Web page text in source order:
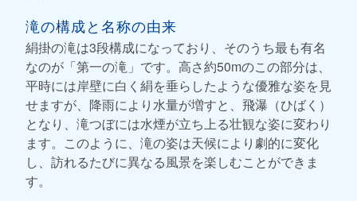
滝の構成と名称の由来
絹掛の滝は3段構成になっており、そのうち最も有名
なのが「第一の滝」です。高さ約50mのこの部分は、
平時には岸壁に白く絹を垂らしたような優雅な姿を見
せますが、降雨により水量が増すと、飛瀑（ひばく）
となり、滝つぼには水煙が立ち上る壮観な姿に変わり
ます。このように、滝の姿は天候により劇的に変化
し、訪れるたびに異なる風景を楽しむことができま
す。